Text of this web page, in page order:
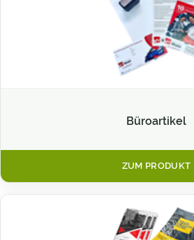
Büroartikel
ZUM PRODUKT